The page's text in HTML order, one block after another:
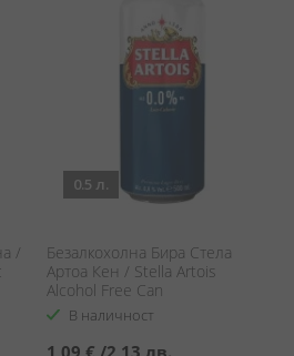
/
0.5 л.
Безалкохолна Бира Стела
Артоа Кен / Stella Artois
Alcohol Free Can
В наличност
1,09 € /2,13 лв.